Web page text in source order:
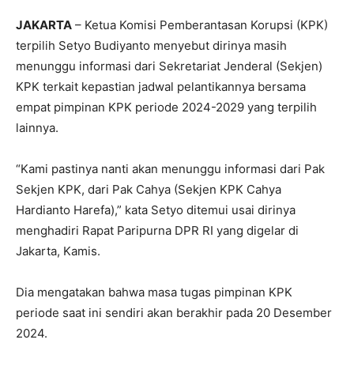
JAKARTA – Ketua Komisi Pemberantasan Korupsi (KPK)
terpilih Setyo Budiyanto menyebut dirinya masih
menunggu informasi dari Sekretariat Jenderal (Sekjen)
KPK terkait kepastian jadwal pelantikannya bersama
empat pimpinan KPK periode 2024-2029 yang terpilih
lainnya.
“Kami pastinya nanti akan menunggu informasi dari Pak
Sekjen KPK, dari Pak Cahya (Sekjen KPK Cahya
Hardianto Harefa),” kata Setyo ditemui usai dirinya
menghadiri Rapat Paripurna DPR RI yang digelar di
Jakarta, Kamis.
Dia mengatakan bahwa masa tugas pimpinan KPK
periode saat ini sendiri akan berakhir pada 20 Desember
2024.